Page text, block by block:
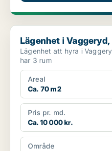
Lägenhet i Vaggeryd,
Lägenhet i
Lägenhet att hyra i Vaggeryd,
har 3 rum
Areal
Ca. 70 m2
Pris pr. md.
Ca. 10 000 kr.
Område